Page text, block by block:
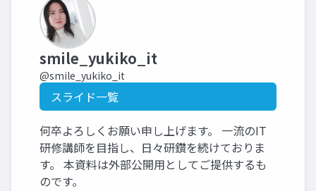
smile_yukiko_it
@smile_yukiko_it
スライド一覧
何卒よろしくお願い申し上げます。 一流のIT
研修講師を目指し、日々研鑽を続けておりま
す。 本資料は外部公開用としてご提供するも
のです。